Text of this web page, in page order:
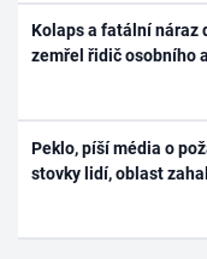
Kolaps a fatální náraz
zemřel řidič osobního
Peklo, píší média o
stovky lidí, oblast